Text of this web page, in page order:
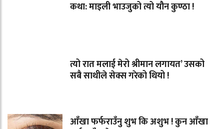
कथा: माइली भाउजुको त्यो यौन कुण्ठा !
त्यो रात मलाई मेरो श्रीमान लगायत’ उसको
सबै साथीले सेक्स गरेको थियो !
आँखा फर्फराउँनु शुभ कि अशुभ ! कुन आँखा